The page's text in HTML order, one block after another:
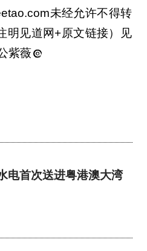
未经允许不得转
明见道网+原文链接）见
紫薇
电首次送进粤港澳大湾